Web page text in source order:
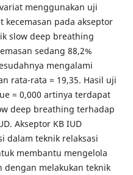
menggunakan uji
kecemasan pada akseptor
slow deep breathing
sedang 88,2%
mengalami
rata-rata = 19,35. Hasil uji
= 0,000 artinya terdapat
deep breathing terhadap
Akseptor KB IUD
dalam teknik relaksasi
membantu mengelola
dengan melakukan teknik